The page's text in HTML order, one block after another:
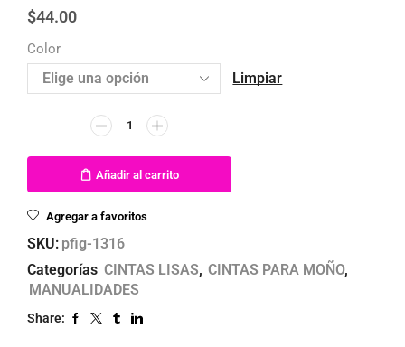
$44.00
Color
Limpiar
Añadir al carrito
Agregar a favoritos
SKU: pfig-1316
Categorías CINTAS LISAS, CINTAS PARA MOÑO,
MANUALIDADES
Share: